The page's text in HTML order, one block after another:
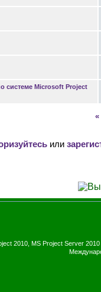
системе Microsoft Project
«
или
2010, MS Project Server 2010